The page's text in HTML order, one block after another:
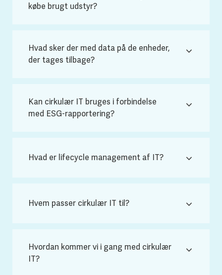
købe brugt udstyr?
Hvad sker der med data på de enheder,
der tages tilbage?
Kan cirkulær IT bruges i forbindelse
med ESG-rapportering?
Hvad er lifecycle management af IT?
Hvem passer cirkulær IT til?
Hvordan kommer vi i gang med cirkulær
IT?